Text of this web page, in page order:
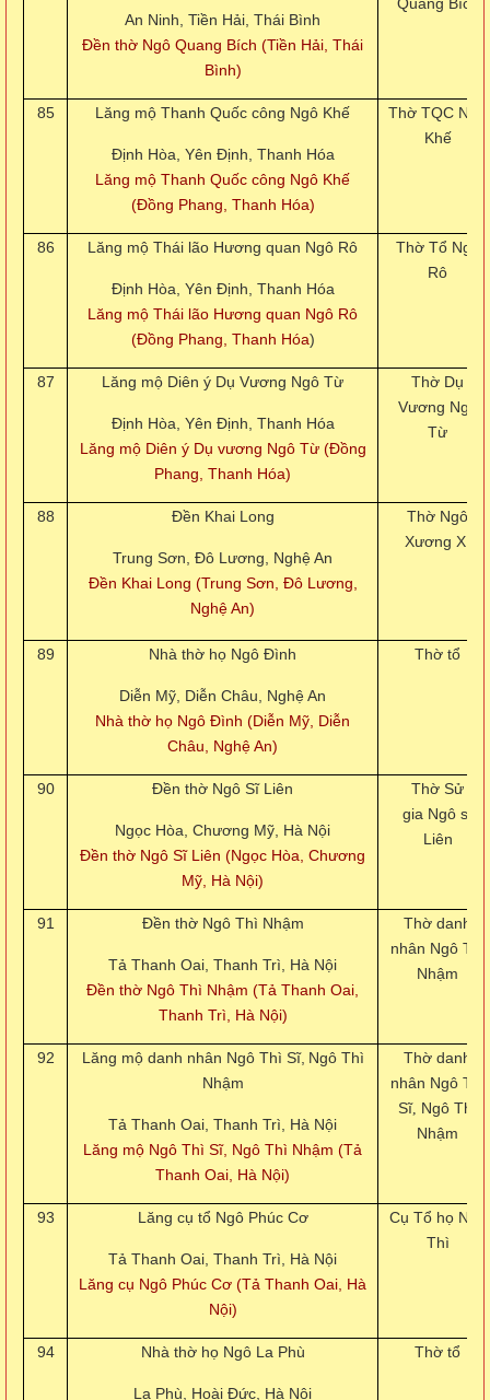
An Ninh, Tiền Hải, Thái Bình
Đền thờ Ngô Quang Bích (Tiền Hải, Thái
Bình)
85 Lăng mộ Thanh Quốc công Ngô Khế
Định Hòa, Yên Định, Thanh Hóa
Lăng mộ Thanh Quốc công Ngô Khế
(Đồng Phang, Thanh Hóa)
Thờ TQC Ngô
Khế
86 Lăng mộ Thái lão Hương quan Ngô Rô
Định Hòa, Yên Định, Thanh Hóa
Lăng mộ Thái lão Hương quan Ngô Rô
(Đồng Phang, Thanh Hóa)
Thờ Tổ Ngô
Rô
87 Lăng mộ Diên ý Dụ Vương Ngô Từ
Định Hòa, Yên Định, Thanh Hóa
Lăng mộ Diên ý Dụ vương Ngô Từ (Đồng
Phang, Thanh Hóa)
Thờ Dụ
Vương Ngô
Từ
88 Đền Khai Long
Trung Sơn, Đô Lương, Nghệ An
Đền Khai Long (Trung Sơn, Đô Lương,
Nghệ An)
Thờ Ngô
Xương Xí
89 Nhà thờ họ Ngô Đình
Diễn Mỹ, Diễn Châu, Nghệ An
Nhà thờ họ Ngô Đình (Diễn Mỹ, Diễn
Châu, Nghệ An)
Thờ tổ
90 Đền thờ Ngô Sĩ Liên
Ngọc Hòa, Chương Mỹ, Hà Nội
Đền thờ Ngô Sĩ Liên (Ngọc Hòa, Chương
Mỹ, Hà Nội)
Thờ Sử
gia Ngô sĩ
Liên
91 Đền thờ Ngô Thì Nhậm
Tả Thanh Oai, Thanh Trì, Hà Nội
Đền thờ Ngô Thì Nhậm (Tả Thanh Oai,
Thanh Trì, Hà Nội)
Thờ danh
nhân Ngô Thì
Nhậm
92 Lăng mộ danh nhân Ngô Thì Sĩ, Ngô Thì
Nhậm
Tả Thanh Oai, Thanh Trì, Hà Nội
Lăng mộ Ngô Thì Sĩ, Ngô Thì Nhậm (Tả
Thanh Oai, Hà Nội)
Thờ danh
nhân Ngô Thì
Sĩ, Ngô Thì
Nhậm
93 Lăng cụ tổ Ngô Phúc Cơ
Tả Thanh Oai, Thanh Trì, Hà Nội
Lăng cụ Ngô Phúc Cơ (Tả Thanh Oai, Hà
Nội)
Cụ Tổ họ Ngô
Thì
94 Nhà thờ họ Ngô La Phù
La Phù, Hoài Đức, Hà Nội
Thờ tổ